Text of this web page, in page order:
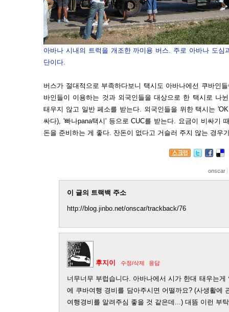
아바나 시내의 트럭을 개조한 까미용 버스. 주로 아바나 도심
단이다.
버스가 절대적으로 부족하다보니 택시도 아바나에선 쿠바인
바인들이 이용하는 것과 외국인들을 대상으로 한 택시로 나
태우지 않고 일반 페소를 받는다. 외국인들을 위한 택시는
싸다), '빠나pana택시' 등으로 CUC를 받는다. 요금이 비싸기
돈을 준비하는 게 좋다. 잔돈이 없다고 거슬러 주지 않는 경우
onscar
이 글의 트랙백 주소
http://blog.jinbo.net/onscar/trackback/76
후지이 수정/삭제 응답
너무너무 부럽습니다. 아바나에서 시가 한대 태우는
에 쿠바여행 경비를 담아주시면 어떨까요? (사생활에
여행경비를 알려주심 좋을 것 같은데...) 대뜸 이런 부